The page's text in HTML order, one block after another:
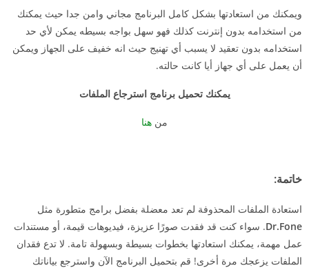
ويمكنك من استعادتها بشكل كامل البرنامج مجاني وامن جدا حيث يمكنك
من استخدامه بدون إنترنت كذلك فهو سهل بواجه بسيطه يمكن لأي حد
استخدامه بدون تعقيد لا يسبب أي تهنيج حيث انه خفيف على الجهاز ويمكن
أن يعمل على أي جهاز أيا كانت حالته.
يمكنك تحميل برنامج استرجاع الملفات
من هنا
خاتمة:
استعادة الملفات المحذوفة لم تعد معضلة بفضل برامج متطورة مثل
Dr.Fone. سواء كنت قد فقدت صورًا عزيزة، فيديوهات قيمة، أو مستندات
عمل مهمة، يمكنك استعادتها بخطوات بسيطة وبسهولة تامة. لا تدع فقدان
الملفات يزعجك مرة أخرى! قم بتحميل البرنامج الآن واسترجع بياناتك